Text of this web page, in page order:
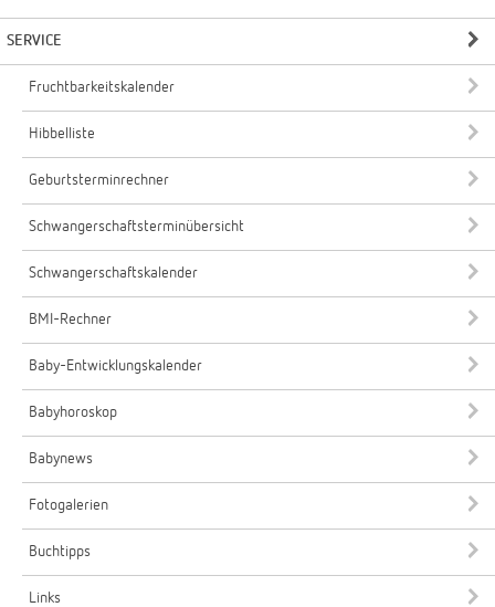
SERVICE
Fruchtbarkeitskalender
Hibbelliste
Geburtsterminrechner
Schwangerschaftsterminübersicht
Schwangerschaftskalender
BMI-Rechner
Baby-Entwicklungskalender
Babyhoroskop
Babynews
Fotogalerien
Buchtipps
Links